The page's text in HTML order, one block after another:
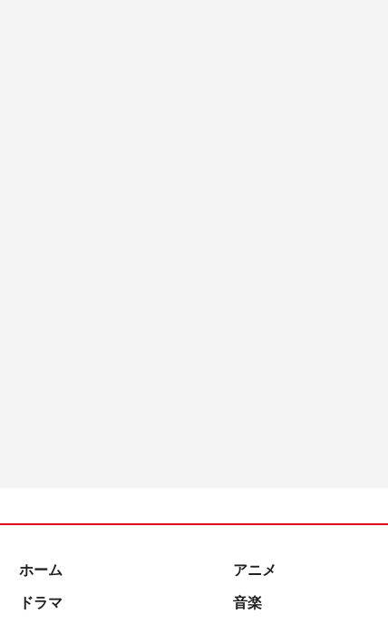
ホーム
ドラマ
アニメ
音楽